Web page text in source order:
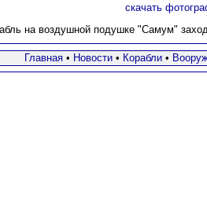
скачать
на воздушной подушке "Самум"
Главная• Новости• Корабли•